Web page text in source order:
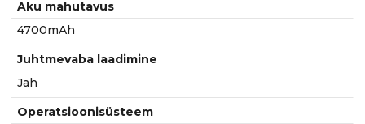
Aku mahutavus
4700mAh
Juhtmevaba laadimine
Jah
Operatsioonisüsteem